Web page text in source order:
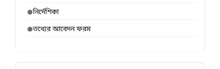
নির্দেশিকা
তথ্যের আবেদন ফরম